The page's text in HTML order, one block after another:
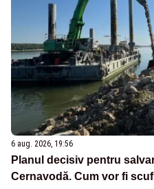
6 aug. 2026, 19:56
Planul decisiv pentru
Cernavodă. Cum vor fi